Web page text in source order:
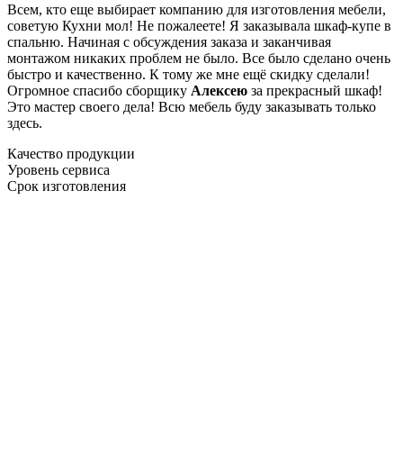
Всем, кто еще выбирает компанию для изготовления мебели,
советую Кухни мол! Не пожалеете! Я заказывала шкаф-купе в
спальню. Начиная с обсуждения заказа и заканчивая
монтажом никаких проблем не было. Все было сделано очень
быстро и качественно. К тому же мне ещё скидку сделали!
Огромное спасибо сборщику Алексею за прекрасный шкаф!
Это мастер своего дела! Всю мебель буду заказывать только
здесь.
Качество продукции
Уровень сервиса
Срок изготовления